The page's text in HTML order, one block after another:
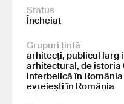
Status
Încheiat
Grupuri țintă
arhitecți, publicul larg
arhitectural, de istoria
interbelică în
evreiești în România